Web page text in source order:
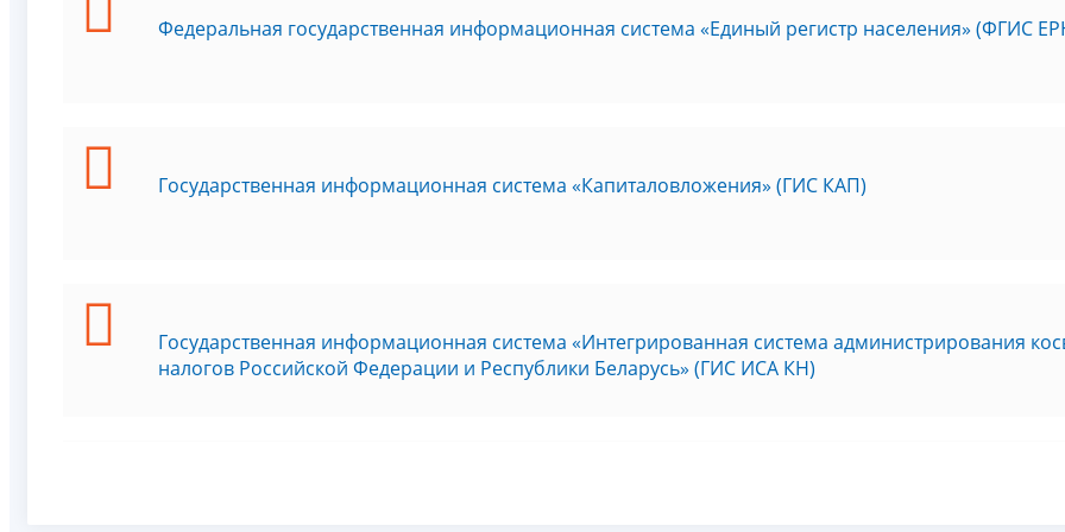
Федеральная государственная информационная система «Единый регистр населения» (ФГИС
Государственная информационная система «Капиталовложения» (ГИС КАП)
Государственная информационная система «Интегрированная система администрирования
налогов Российской Федерации и Республики Беларусь» (ГИС ИСА КН)